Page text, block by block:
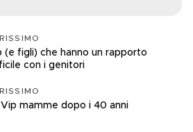
(e figli) che hanno un rapporto
con i genitori
Vip mamme dopo i 40 anni